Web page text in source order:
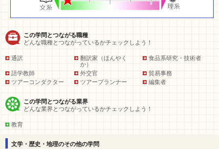
この学問とつながる職種
どんな職種とつながっているかチェックしよう！
通訳
翻訳家（ほんやく
か）
食品系研究・技術者
語学教師 外交官
貿易事務
ツアーコンダクター
ツアープランナー 編集者
この学問とつながる業界
どんな業界とつながっているかチェックしよう！
教育
文学・歴史・地理のその他の学問